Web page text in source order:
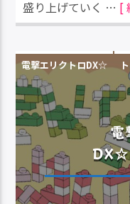
盛り上げていく … [
電撃エリクトロDX☆
電